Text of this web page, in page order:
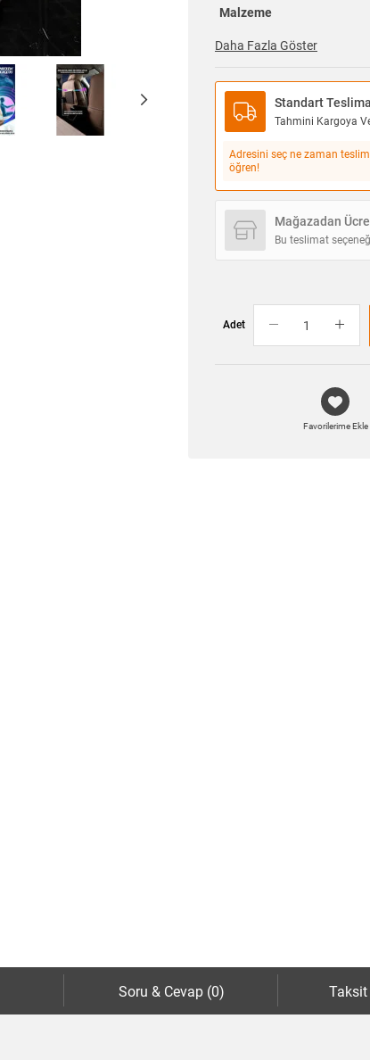
Malzeme
Daha Fazla Göster
Standart
Tahmini Kargoya
Adresini seç ne zaman
öğren!
Mağazadan
Bu teslimat
Adet
Favorilerime Ekle
Soru & Cevap (0) Taksit